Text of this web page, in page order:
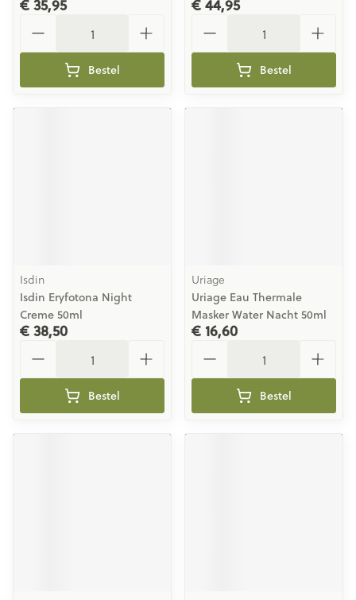
€ 35,95
Bestel
€ 44,95
Bestel
Isdin
Isdin Eryfotona Night
Creme 50ml
€ 38,50
Bestel
Uriage
Uriage Eau Thermale
Masker Water Nacht 50ml
€ 16,60
Bestel